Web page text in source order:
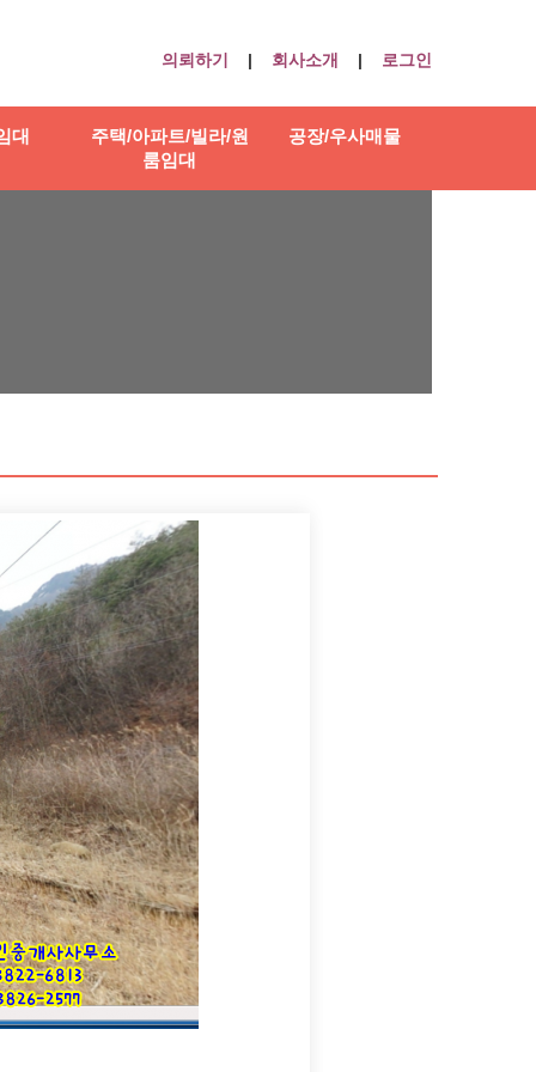
의뢰하기 | 회사소개 | 로그인
대
주택/아파트/빌라/원
룸임대
공장/우사매물